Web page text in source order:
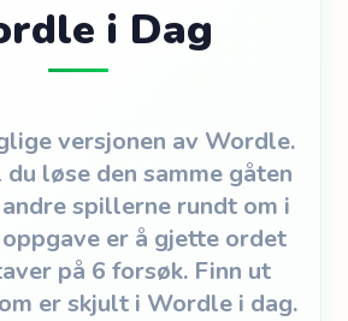
i Dag
versjonen av Wordle.
løse den samme gåten
spillerne rundt om i
er å gjette ordet
på 6 forsøk. Finn ut
er skjult i Wordle i dag.